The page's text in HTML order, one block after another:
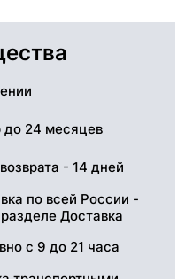
до 24 месяцев
- 14 дней
по всей России -
Доставка
с 9 до 21 часа